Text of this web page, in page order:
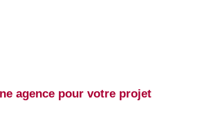
agence pour votre projet